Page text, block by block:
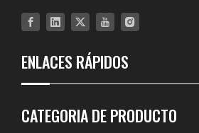
ENLACES RÁPIDOS
CATEGORIA DE PRODUCTO